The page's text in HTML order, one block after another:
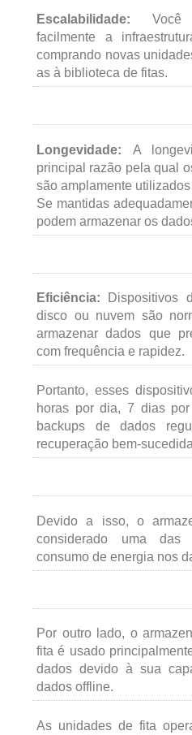
Escalabilidade:
facilmente a
comprando novas
as à biblioteca de fitas.
Longevidade: A
principal razão pela qual
são amplamente
Se mantidas
podem armazenar os
Eficiência:
Dispositivos
disco ou nuvem são
armazenar dados que
com frequência e rapidez.
Portanto, esses
horas por dia, 7 dias
backups de dados
recuperação bem-
Devido a isso, o
considerado uma das
consumo de energia nos
Por outro lado, o
fita é usado
dados devido à sua
dados offline.
As unidades de fita